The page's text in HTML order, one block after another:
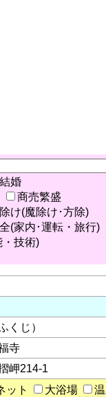
結婚
商売繁盛
け(魔除け･方除)
(家内･運転・旅行)
・技術)
くじ）
寺
岬214-1
ット 大浴場